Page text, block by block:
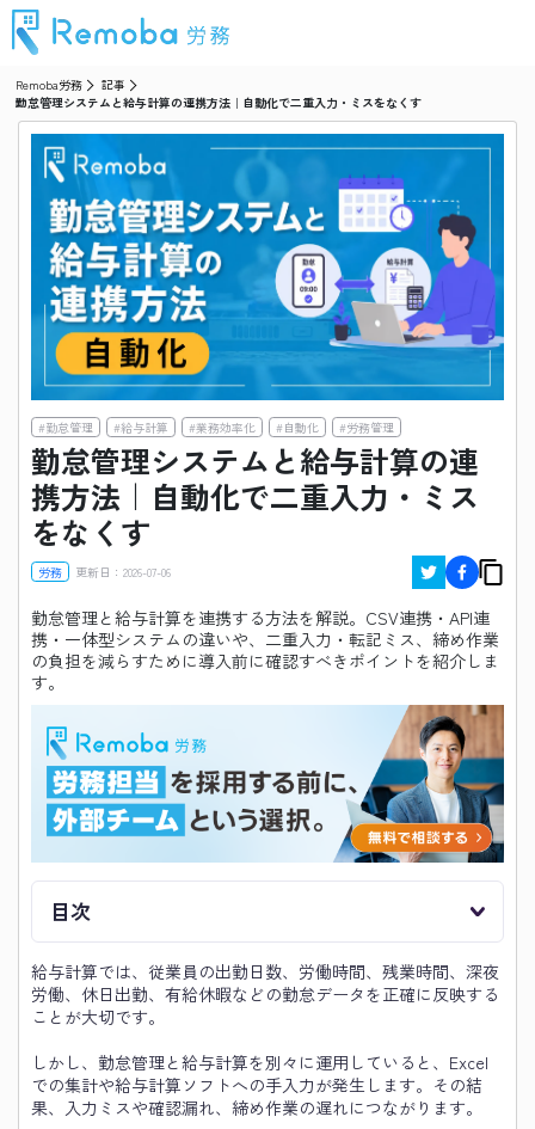
Remoba労務
記事
勤怠管理システムと給与計算の連携方法｜自動化で二重入力・ミスをなくす
#勤怠管理 #給与計算 #業務効率化 #自動化 #労務管理
勤怠管理システムと給与計算の連
携方法｜自動化で二重入力・ミス
をなくす
労務 更新日： 2026-07-06
勤怠管理と給与計算を連携する方法を解説。CSV連携・API連
携・一体型システムの違いや、二重入力・転記ミス、締め作業
の負担を減らすために導入前に確認すべきポイントを紹介しま
す。
目次
給与計算では、従業員の出勤日数、労働時間、残業時間、深夜
労働、休日出勤、有給休暇などの勤怠データを正確に反映する
ことが大切です。
しかし、勤怠管理と給与計算を別々に運用していると、Excel
での集計や給与計算ソフトへの手入力が発生します。その結
果、入力ミスや確認漏れ、締め作業の遅れにつながります。